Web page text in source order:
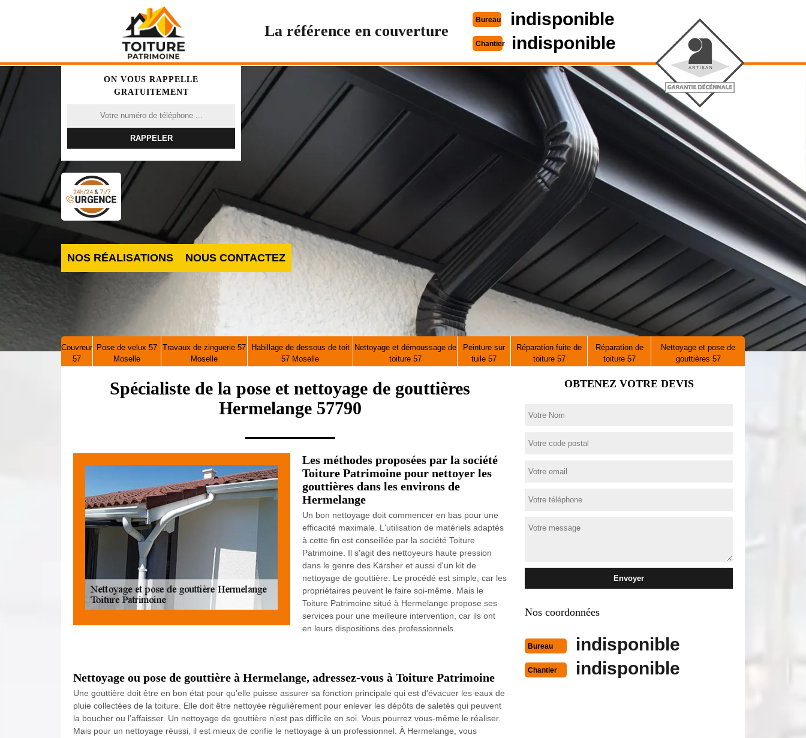
La référence en couverture
Bureau indisponible
Chantier indisponible
ON VOUS RAPPELLE
GRATUITEMENT
NOS RÉALISATIONS NOUS CONTACTEZ
Couvreur
57
Pose de velux 57
Moselle
Travaux de zinguerie 57
Moselle
Habillage de dessous de toit
57 Moselle
Nettoyage et démoussage de
toiture 57
Peinture sur
tuile 57
Réparation fuite de
toiture 57
Réparation de
toiture 57
Nettoyage et pose de
gouttières 57
Spécialiste de la pose et nettoyage de gouttières
Hermelange 57790
Les méthodes proposées par la société
Toiture Patrimoine pour nettoyer les
gouttières dans les environs de
Hermelange
Un bon nettoyage doit commencer en bas pour une
efficacité maximale. L'utilisation de matériels adaptés
à cette fin est conseillée par la société Toiture
Patrimoine. Il s'agit des nettoyeurs haute pression
dans le genre des Kärsher et aussi d'un kit de
nettoyage de gouttière. Le procédé est simple, car les
propriétaires peuvent le faire soi-même. Mais le
Toiture Patrimoine situé à Hermelange propose ses
services pour une meilleure intervention, car ils ont
en leurs dispositions des professionnels.
Nettoyage ou pose de gouttière à Hermelange, adressez-vous à Toiture Patrimoine
Une gouttière doit être en bon état pour qu’elle puisse assurer sa fonction principale qui est d’évacuer les eaux de
pluie collectées de la toiture. Elle doit être nettoyée régulièrement pour enlever les dépôts de saletés qui peuvent
la boucher ou l’affaisser. Un nettoyage de gouttière n’est pas difficile en soi. Vous pourrez vous-même le réaliser.
Mais pour un nettoyage réussi, il est mieux de confie le nettoyage à un professionnel. À Hermelange, vous
OBTENEZ VOTRE DEVIS
Nos coordonnées
Bureau indisponible
Chantier indisponible